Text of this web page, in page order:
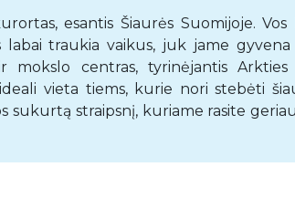
esantis Šiaurės Suomijoje.
traukia vaikus, juk jame gyvena
mokslo centras, tyrinėjantis
vieta tiems, kurie nori stebėti
straipsnį, kuriame rasite